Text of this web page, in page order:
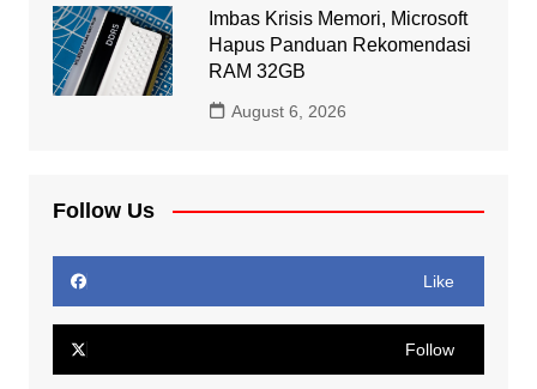
Imbas Krisis Memori, Microsoft
Hapus Panduan Rekomendasi
RAM 32GB
August 6, 2026
Follow Us
Like
Follow